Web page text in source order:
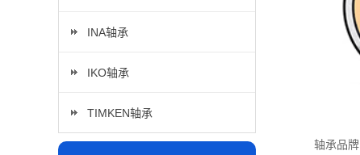
INA轴承
IKO轴承
TIMKEN轴承
轴承品牌